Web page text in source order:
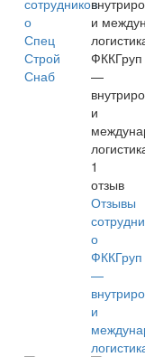
сотрудников
о
Спец
Строй
Снаб
ФККГруп
—
и
1
отзыв
Отзывы
о
ФККГруп
—
и